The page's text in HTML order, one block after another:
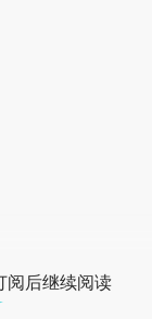
阅后继续阅读